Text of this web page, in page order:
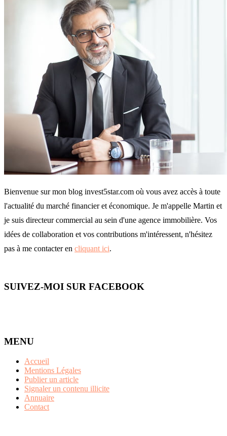
Bienvenue sur mon blog invest5star.com où vous avez accès à toute
l'actualité du marché financier et économique. Je m'appelle Martin et
je suis directeur commercial au sein d'une agence immobilière. Vos
idées de collaboration et vos contributions m'intéressent, n'hésitez
pas à me contacter en cliquant ici.
SUIVEZ-MOI SUR FACEBOOK
MENU
Accueil
Mentions Légales
Publier un article
Signaler un contenu illicite
Annuaire
Contact